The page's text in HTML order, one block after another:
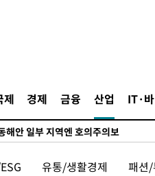
제 경제 금융 산업 IT·
뻐…등번호 7번 의미보단 팀 위해
마음 느꼈고, 많은 트로피 원해 아
안 일부 지역엔 호의주의보
적 환자 3000명 돌파
유통/생활경제 패션